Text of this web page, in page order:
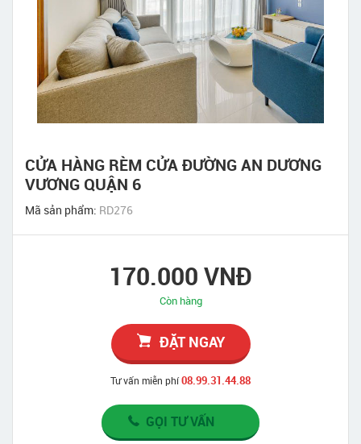
CỬA HÀNG RÈM CỬA ĐƯỜNG AN DƯƠNG
VƯƠNG QUẬN 6
Mã sản phẩm: RD276
170.000 VNĐ
Còn hàng
ĐẶT NGAY
Tư vấn miễn phí08.99.31.44.88
GỌI TƯ VẤN